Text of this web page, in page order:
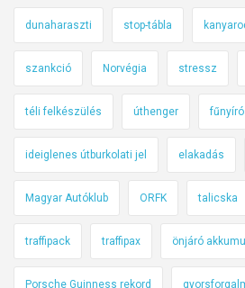
dunaharaszti stop-tábla
szankció Norvégia stressz
téli felkészülés úthenger fűnyíró
ideiglenes útburkolati jel elakadás
Magyar Autóklub ORFK talicska
traffipack traffipax önjáró
Porsche Guinness rekord